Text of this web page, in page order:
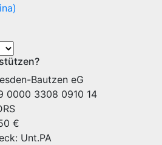
Bautzen eG
0000 3308 0910 14
€
Unt.PA